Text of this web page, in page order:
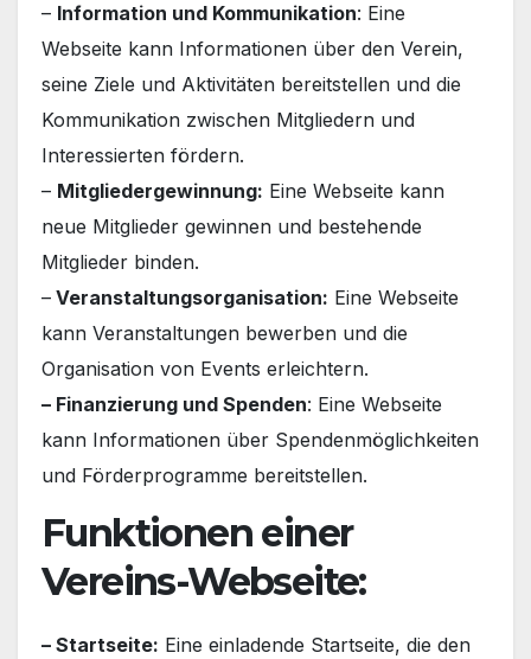
– Information und Kommunikation: Eine
Webseite kann Informationen über den Verein,
seine Ziele und Aktivitäten bereitstellen und die
Kommunikation zwischen Mitgliedern und
Interessierten fördern.
– Mitgliedergewinnung: Eine Webseite kann
neue Mitglieder gewinnen und bestehende
Mitglieder binden.
– Veranstaltungsorganisation: Eine Webseite
kann Veranstaltungen bewerben und die
Organisation von Events erleichtern.
– Finanzierung und Spenden: Eine Webseite
kann Informationen über Spendenmöglichkeiten
und Förderprogramme bereitstellen.
Funktionen einer
Vereins-Webseite:
– Startseite: Eine einladende Startseite, die den